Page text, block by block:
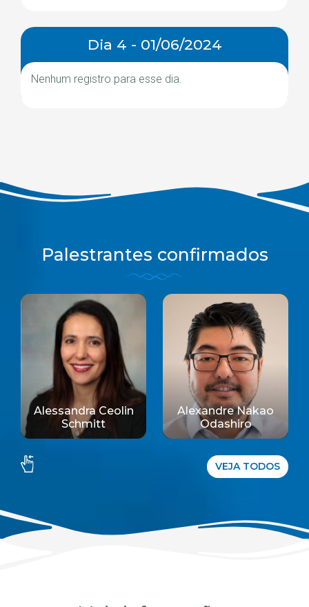
Dia 4 - 01/06/2024
Nenhum registro para esse dia.
Palestrantes confirmados
Alessandra Ceolin
Schmitt
Alexandre Nakao
Odashiro
VEJA TODOS